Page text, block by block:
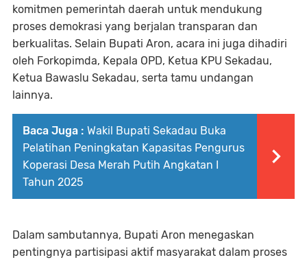
komitmen pemerintah daerah untuk mendukung
proses demokrasi yang berjalan transparan dan
berkualitas. Selain Bupati Aron, acara ini juga dihadiri
oleh Forkopimda, Kepala OPD, Ketua KPU Sekadau,
Ketua Bawaslu Sekadau, serta tamu undangan
lainnya.
Baca Juga : Wakil Bupati Sekadau Buka
Pelatihan Peningkatan Kapasitas Pengurus
Koperasi Desa Merah Putih Angkatan I
Tahun 2025
Dalam sambutannya, Bupati Aron menegaskan
pentingnya partisipasi aktif masyarakat dalam proses